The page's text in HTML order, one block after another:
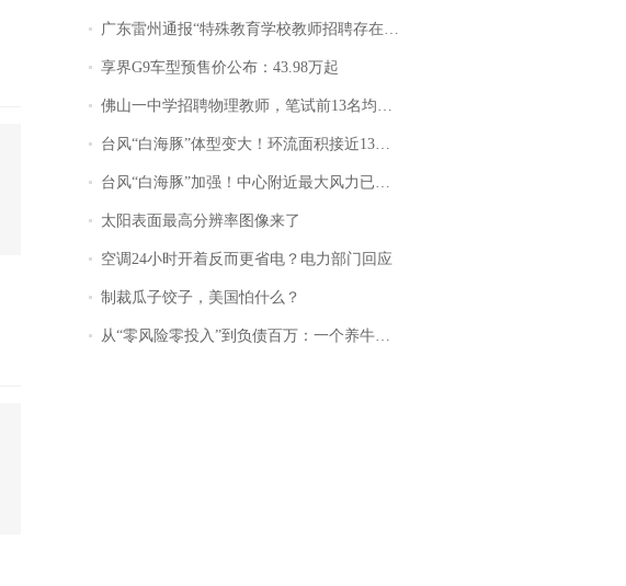
广东雷州通报“特殊教育学校教师招聘存在违规行为”：已启动问责程序 副校长被停职
享界G9车型预售价公布：43.98万起
佛山一中学招聘物理教师，笔试前13名均遭淘汰？教育局：已叫停招聘，成立调查组全面核查
台风“白海豚”体型变大！环流面积接近13个浙江那么大
台风“白海豚”加强！中心附近最大风力已达15级 最新研判
太阳表面最高分辨率图像来了
空调24小时开着反而更省电？电力部门回应
制裁瓜子饺子，美国怕什么？
从“零风险零投入”到负债百万：一个养牛项目崩盘后，谁该为农户的贷款买单丨红星调查